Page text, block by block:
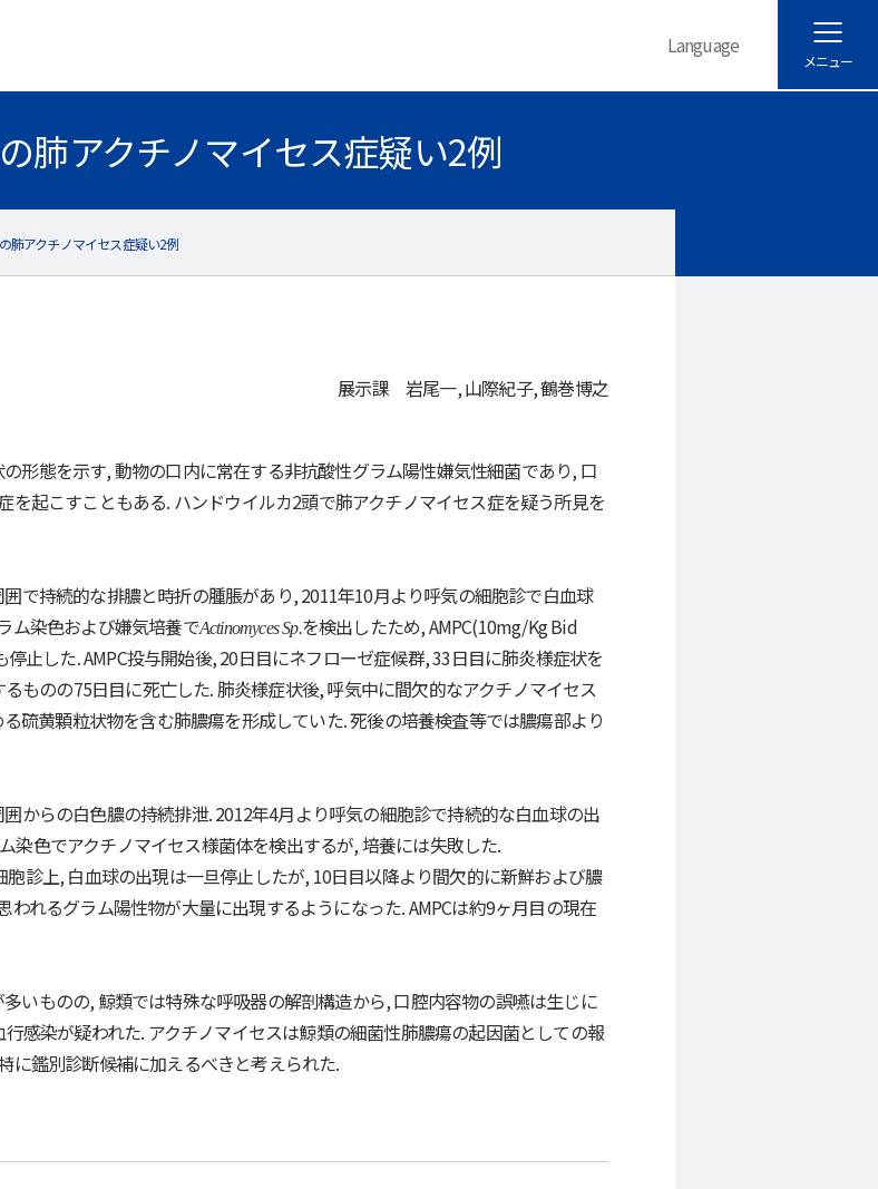
Language
メニュー
肺アクチノマイセス症疑い2例
肺アクチノマイセス症疑い2例
展示課 岩尾一, 山際紀子, 鶴巻博之
形態を示す, 動物の口内に常在する非抗酸性グラム陽性嫌気性細菌であり, 口
起こすこともある. ハンドウイルカ2頭で肺アクチノマイセス症を疑う所見を
で持続的な排膿と時折の腫脹があり, 2011年10月より呼気の細胞診で白血球
ム染色および嫌気培養でActinomyces Sp.を検出したため, AMPC(10mg/Kg Bid
止した. AMPC投与開始後, 20日目にネフローゼ症候群, 33日目に肺炎様症状を
ものの75日目に死亡した. 肺炎様症状後, 呼気中に間欠的なアクチノマイセス
硫黄顆粒状物を含む肺膿瘍を形成していた. 死後の培養検査等では膿瘍部より
からの白色膿の持続排泄. 2012年4月より呼気の細胞診で持続的な白血球の出
染色でアクチノマイセス様菌体を検出するが, 培養には失敗した.
診上, 白血球の出現は一旦停止したが, 10日目以降より間欠的に新鮮および膿
れるグラム陽性物が大量に出現するようになった. AMPCは約9ヶ月目の現在
いものの, 鯨類では特殊な呼吸器の解剖構造から, 口腔内容物の誤嚥は生じに
感染が疑われた. アクチノマイセスは鯨類の細菌性肺膿瘍の起因菌としての報
に鑑別診断候補に加えるべきと考えられた.